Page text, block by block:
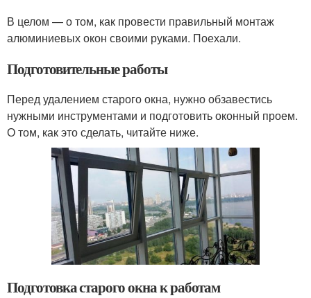
В целом — о том, как провести правильный монтаж
алюминиевых окон своими руками. Поехали.
Подготовительные работы
Перед удалением старого окна, нужно обзавестись
нужными инструментами и подготовить оконный проем.
О том, как это сделать, читайте ниже.
Подготовка старого окна к работам